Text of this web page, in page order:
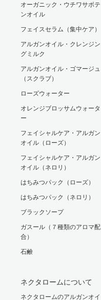
オーガニック・ウチワサボテ
ンオイル
フェイスセラム（集中ケア）
アルガンオイル・クレンジン
グミルク
アルガンオイル・ゴマージュ
（スクラブ）
ローズウォーター
オレンジブロッサムウォータ
ー
フェイシャルケア・アルガン
オイル（ローズ）
フェイシャルケア・アルガン
オイル（ネロリ）
はちみつパック（ローズ）
はちみつパック（ネロリ）
ブラックソープ
ガスール（７種類のアロマ配
合）
石鹸
ネクタロームについて
ネクタロームのアルガンオイ